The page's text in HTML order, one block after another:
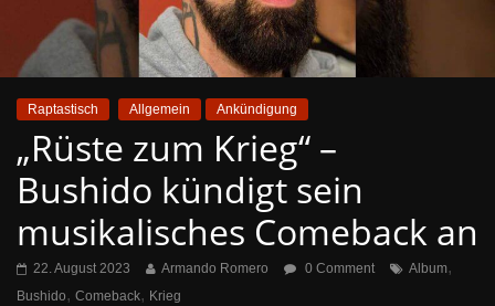
Raptastisch Allgemein Ankündigung
„Rüste zum Krieg“ –
Bushido kündigt sein
musikalisches Comeback an
22. August 2023 Armando Romero 0 Comment Album,
Bushido, Comeback, Krieg